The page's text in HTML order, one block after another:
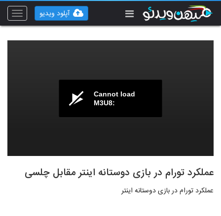
Toggle
آپلود ویدیو
Cannot load
M3U8:
عملکرد تورام در بازی دوستانه اینتر مقابل چلسی
عملکرد تورام در بازی دوستانه اینتر